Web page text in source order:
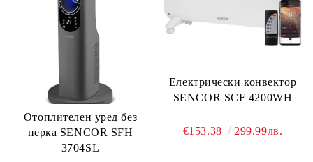
Отоплителен уред без
перка SENCOR SFH
3704SL
Електрически конвектор
SENCOR SCF 4200WH
€153.38 299.99лв.